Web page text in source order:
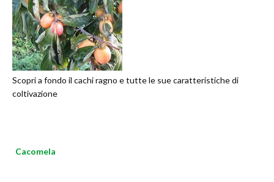
Scopri a fondo il cachi ragno e tutte le sue caratteristiche di
coltivazione
Cacomela